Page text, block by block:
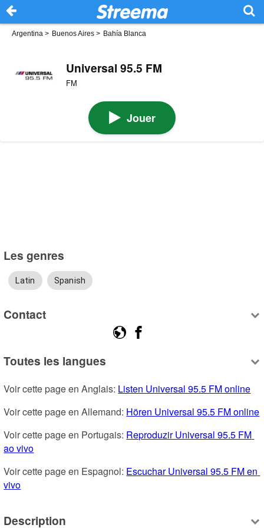
Argentina > Buenos Aires > Bahía Blanca
Universal 95.5 FM
FM
Jouer
Les genres
Latin Spanish
Contact
Toutes les langues
Voir cette page en Anglais: Listen Universal 95.5 FM online
Voir cette page en Allemand: Hören Universal 95.5 FM online
Voir cette page en Portugais: Reproduzir Universal 95.5 FM
ao vivo
Voir cette page en Espagnol: Escuchar Universal 95.5 FM en
vivo
Description